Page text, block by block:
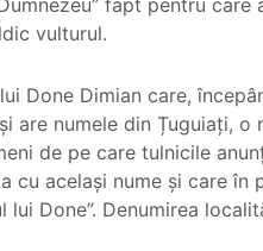
vulturul.
Done Dimian care,
are numele din Țuguiați, o
de pe care tulnicile
cu același nume și care în
Done”. Denumirea